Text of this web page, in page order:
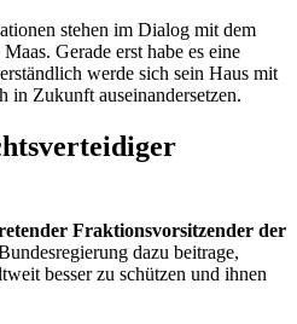
stehen im Dialog mit dem
Gerade erst habe es eine
werde sich sein Haus mit
in Zukunft auseinandersetzen.
Fraktionsvorsitzender der
dazu beitrage,
besser zu schützen und ihnen